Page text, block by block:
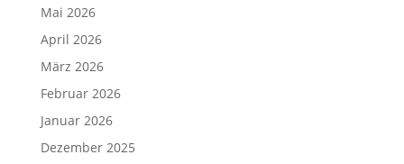
Mai 2026
April 2026
März 2026
Februar 2026
Januar 2026
Dezember 2025